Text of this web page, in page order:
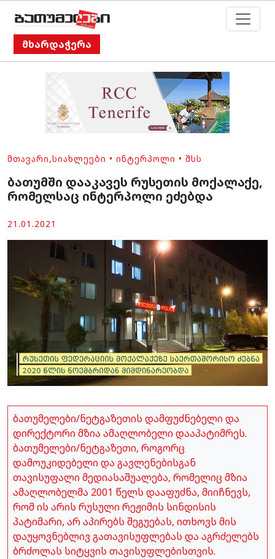
მხარდაჭერა
ᲛᲗᲐᲕᲐᲠᲘ,ᲡᲘᲐᲮᲚᲔᲔᲑᲘ • ᲘᲜᲢᲔᲠᲞᲝᲚᲘ • ᲨᲡᲡ
ბათუმში დააკავეს რუსეთის მოქალაქე,
რომელსაც ინტერპოლი ეძებდა
21.01.2021
ბათუმელები/ნეტგაზეთის დამფუძნებელი და
დირექტორი მზია ამაღლობელი დააპატიმრეს.
ბათუმელები/ნეტგაზეთი, როგორც
დამოუკიდებელი და გავლენებისგან
თავისუფალი მედიასაშუალება, რომელიც მზია
ამაღლობელმა 2001 წელს დააფუძნა, მიიჩნევს,
რომ ის არის რუსული რეჟიმის სინდისის
პატიმარი, არ აპირებს შეგუებას, ითხოვს მის
დაუყოვნებლივ გათავისუფლებას და აგრძელებს
ბრძოლას სიტყვის თავისუფლებისთვის.